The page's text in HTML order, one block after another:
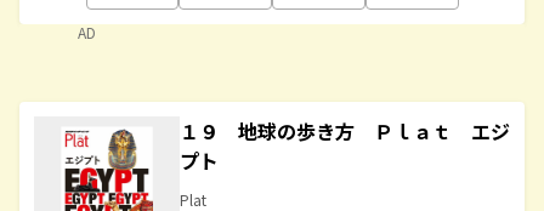
AD
１９ 地球の歩き方 Ｐｌａｔ エジ
プト
Plat